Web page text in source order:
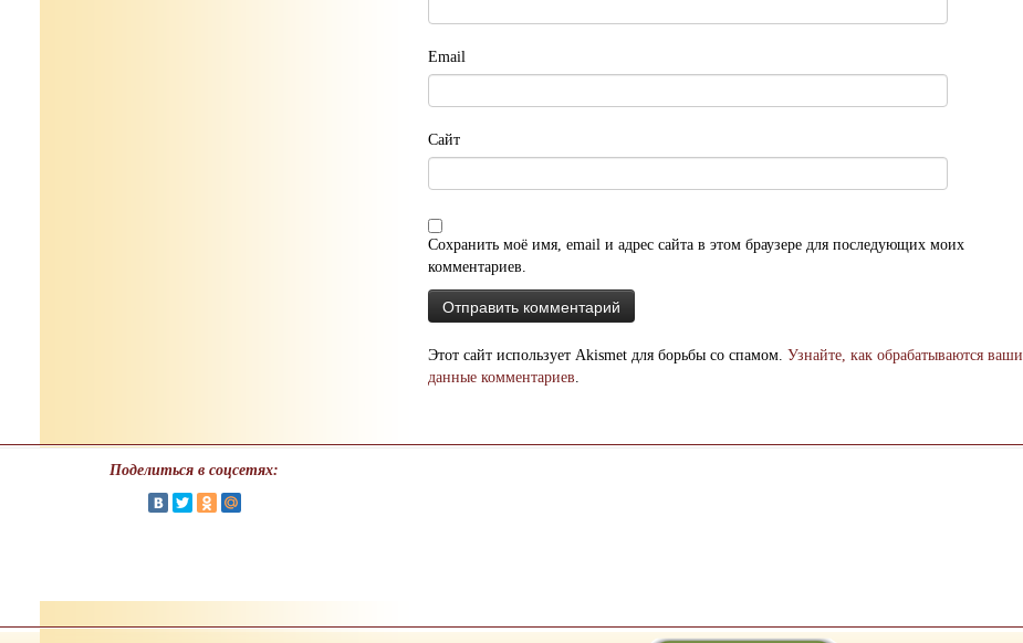
Email
Сайт
Сохранить моё имя, email и адрес сайта в этом браузере для последующих моих
комментариев.
Этот сайт использует Akismet для борьбы со спамом. Узнайте, как обрабатываются ваши
данные комментариев.
Поделиться в соцсетях: